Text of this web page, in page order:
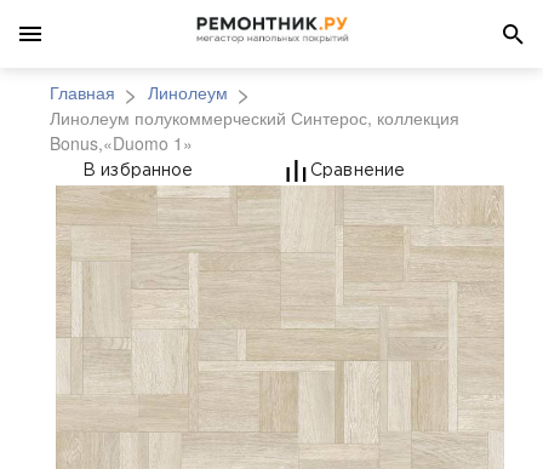
Главная
Линолеум
Линолеум полукоммерческий Синтерос, коллекция
Bonus,«Duomo 1»
Линолеум
В избранное Сравнение